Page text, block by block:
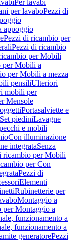
Per lavabi
per lavaboPezzi di
appoggio
Pezzi di ricambio per
Pezzi di ricambio
per Mobili
per Mobili a
per Mobili a mezza
pensiliUlteriori
mobili per
Mensole
Portasalviette e
Set piediniLavagne
e mobili
Con illuminazione
integrataSenza
ricambio per Mobili
per Con
Pezzi di
Elementi
Rubinetterie per
Montaggio a
per Montaggio a
funzionamento a
funzionamento a
generatorePezzi